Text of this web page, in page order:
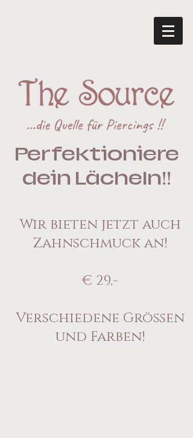
Perfektioniere
dein Lächeln!!
Wir bieten jetzt auch
Zahnschmuck an!
€ 29,-
Verschiedene Größen
und Farben!